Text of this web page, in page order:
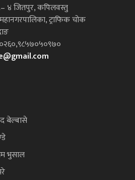
४ जितपुर, कपिलवस्तु
ट्राफिक चोक
बेल्बासे
भुसाल